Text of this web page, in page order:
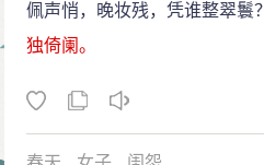
佩声悄，晚妆残，凭谁整翠鬟？
独倚阑。